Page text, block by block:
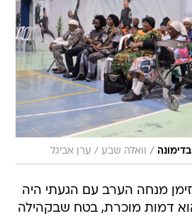
/ וואלה שבע / ערן אביגל
מנחה הערב עם הגעתי היה
דמות מוכרת, בטח שבקהילה